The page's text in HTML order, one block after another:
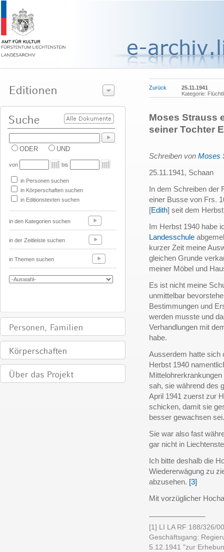
ODER UND
von bis
in Personen suchen
in Körperschaften suchen
in Editionstexten suchen
in den Kategorien suchen
in der Zeitleiste suchen
in Themen suchen
Zurück
25.11.1941
Kategorie:
Moses Strauss
seiner Tochter
Schreiben von Moses
25.11.1941, Schaan
In dem Schreiben der
einer Busse von Frs.
[Edith] seit dem
Im Herbst 1940 habe
Landesschule
kurzer Zeit meine
gleichen Grunde
meiner Möbel und
Es ist nicht meine
unmittelbar
Bestimmungen und
werden musste und
Verhandlungen mit
habe.
Ausserdem hatte sich
Herbst 1940
sah, sie während des
April 1941 zuerst zur
schicken, damit sie
besser gewachsen sei.
Sie war also fast
gar nicht in
Ich bitte deshalb die
Wiedererwägung zu
abzusehen. [3]
Mit vorzüglicher
[1] LI LA RF 188/326/
Geschäftsgang:
5.12.1941 "zur